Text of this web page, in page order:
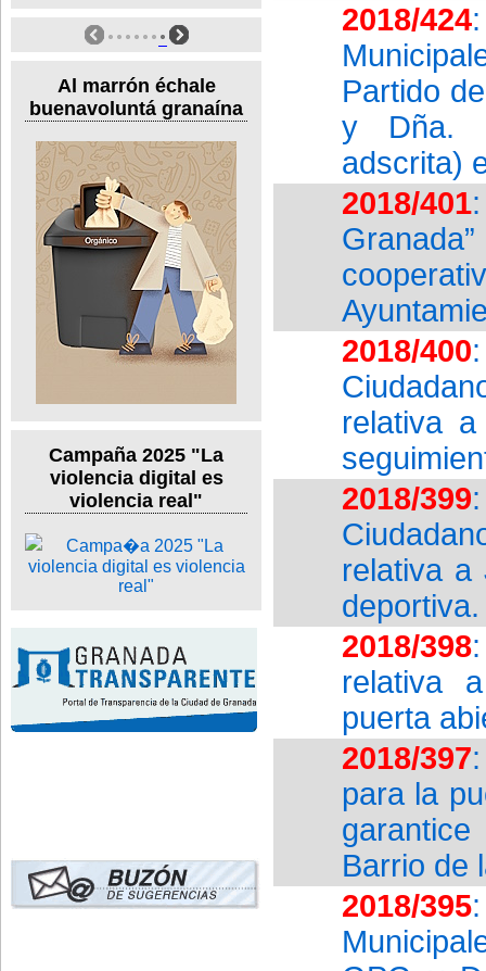
Al marrón échale
buenavoluntá granaína
Campaña 2025 "La
violencia digital es
violencia real"
2018/424
Partido
y Dña.
adscrita)
2018/401
2018/400
relativa
2018/399
relativa a
deportiva.
2018/398
relativa
puerta
2018/397
para la
Barrio de
2018/395